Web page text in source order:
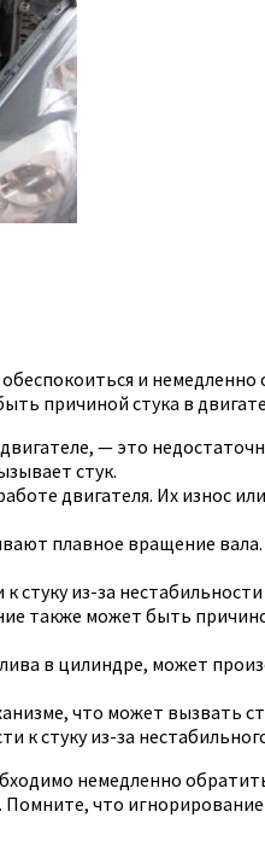
и
причиной стука в
— это
стук.
двигателя. Их износ
плавное вращение
стуку из-за
также может быть
в цилиндре, может
что может вызвать
к стуку из-за
немедленно
что